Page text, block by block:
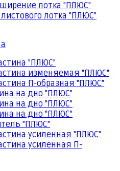
лотка "ПЛЮС"
лотка "ПЛЮС"
"ПЛЮС"
изменяемая "ПЛЮС"
П-образная "ПЛЮС"
на дно "ПЛЮС"
на дно "ПЛЮС"
на дно "ПЛЮС"
"ПЛЮС"
усиленная "ПЛЮС"
усиленная П-